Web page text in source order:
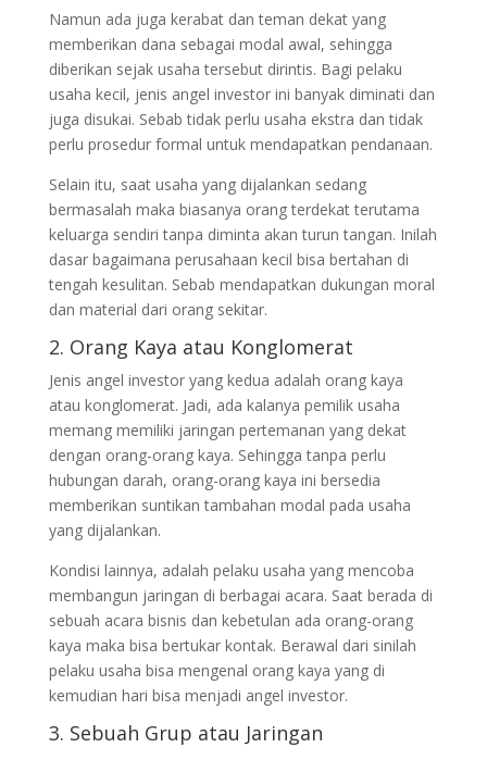
Namun ada juga kerabat dan teman dekat yang
memberikan dana sebagai modal awal, sehingga
diberikan sejak usaha tersebut dirintis. Bagi pelaku
usaha kecil, jenis angel investor ini banyak diminati dan
juga disukai. Sebab tidak perlu usaha ekstra dan tidak
perlu prosedur formal untuk mendapatkan pendanaan.
Selain itu, saat usaha yang dijalankan sedang
bermasalah maka biasanya orang terdekat terutama
keluarga sendiri tanpa diminta akan turun tangan. Inilah
dasar bagaimana perusahaan kecil bisa bertahan di
tengah kesulitan. Sebab mendapatkan dukungan moral
dan material dari orang sekitar.
2. Orang Kaya atau Konglomerat
Jenis angel investor yang kedua adalah orang kaya
atau konglomerat. Jadi, ada kalanya pemilik usaha
memang memiliki jaringan pertemanan yang dekat
dengan orang-orang kaya. Sehingga tanpa perlu
hubungan darah, orang-orang kaya ini bersedia
memberikan suntikan tambahan modal pada usaha
yang dijalankan.
Kondisi lainnya, adalah pelaku usaha yang mencoba
membangun jaringan di berbagai acara. Saat berada di
sebuah acara bisnis dan kebetulan ada orang-orang
kaya maka bisa bertukar kontak. Berawal dari sinilah
pelaku usaha bisa mengenal orang kaya yang di
kemudian hari bisa menjadi angel investor.
3. Sebuah Grup atau Jaringan